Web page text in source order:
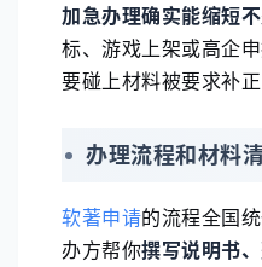
加急办理确实能缩短不
标、游戏上架或高企
要碰上材料被要求补
办理流程和材料
软著申请的流程全国
办方帮你撰写说明书